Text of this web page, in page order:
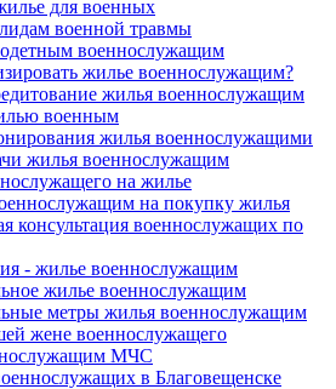
для военных
военной травмы
военнослужащим
жилье военнослужащим?
жилья военнослужащим
военным
жилья военнослужащими
жилья военнослужащим
на жилье
на покупку жилья
консультация военнослужащих по
- жилье военнослужащим
жилье военнослужащим
метры жилья военнослужащим
жене военнослужащего
МЧС
в Благовещенске